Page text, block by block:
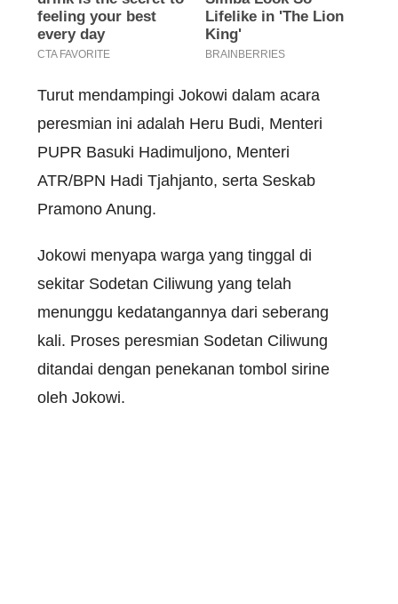
Turut mendampingi Jokowi dalam acara
peresmian ini adalah Heru Budi, Menteri
PUPR Basuki Hadimuljono, Menteri
ATR/BPN Hadi Tjahjanto, serta Seskab
Pramono Anung.
Jokowi menyapa warga yang tinggal di
sekitar Sodetan Ciliwung yang telah
menunggu kedatangannya dari seberang
kali. Proses peresmian Sodetan Ciliwung
ditandai dengan penekanan tombol sirine
oleh Jokowi.